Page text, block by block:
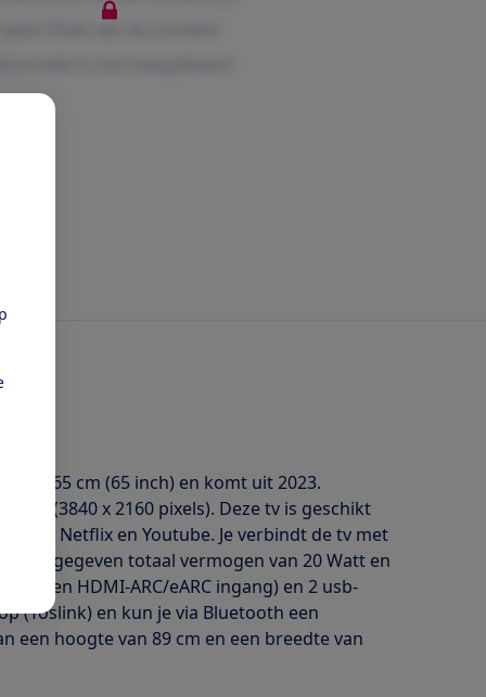
165 cm (65 inch) en komt uit 2023.
(3840 x 2160 pixels). Deze tv is geschikt
voor Netflix en Youtube. Je verbindt de tv met
opgegeven totaal vermogen van 20 Watt en
een HDMI-ARC/eARC ingang) en 2 usb-
(Toslink) en kun je via Bluetooth een
een hoogte van 89 cm en een breedte van